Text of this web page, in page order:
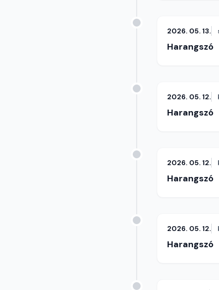
2026. 05. 13.
Harangszó
2026. 05. 12.
Harangszó
2026. 05. 12.
Harangszó
2026. 05. 12.
Harangszó